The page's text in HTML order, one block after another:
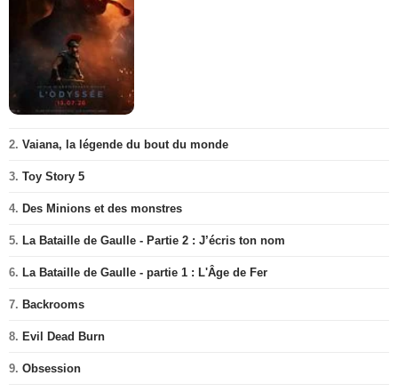
2. Vaiana, la légende du bout du monde
3. Toy Story 5
4. Des Minions et des monstres
5. La Bataille de Gaulle - Partie 2 : J’écris ton nom
6. La Bataille de Gaulle - partie 1 : L'Âge de Fer
7. Backrooms
8. Evil Dead Burn
9. Obsession